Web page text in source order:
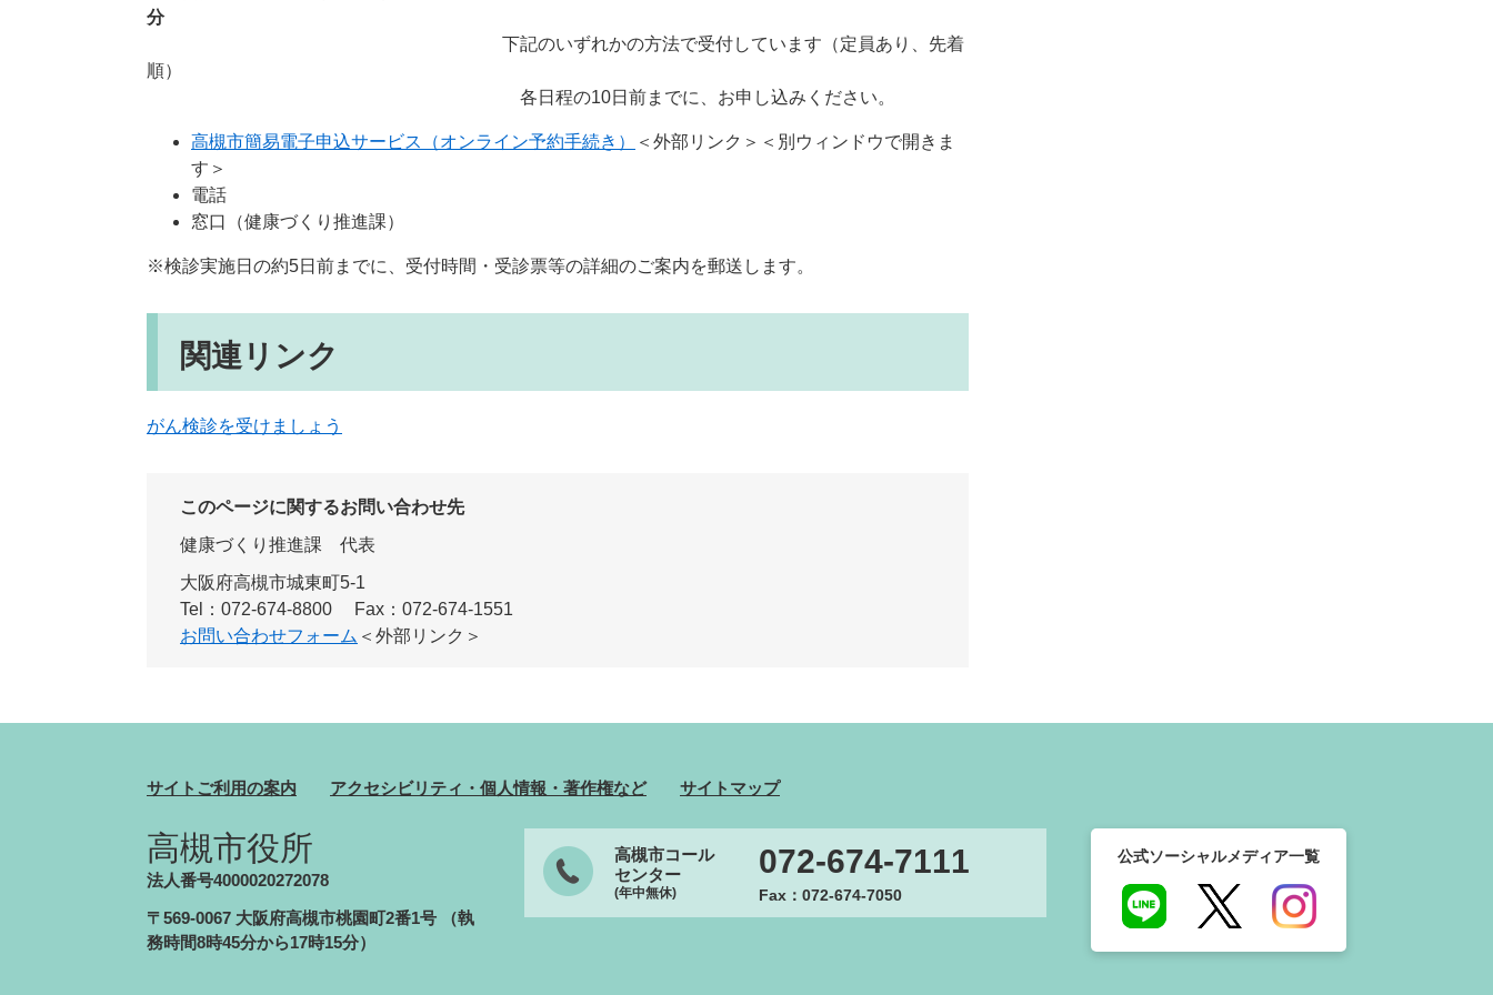
分
下記のいずれかの方法で受付しています（定員あり、先着
順）
各日程の10日前までに、お申し込みください。
高槻市簡易電子申込サービス（オンライン予約手続き） ＜外部リンク＞ ＜別ウィンドウで開きま
す＞
電話
窓口（健康づくり推進課）
※検診実施日の約5日前までに、受付時間・受診票等の詳細のご案内を郵送します。
関連リンク
がん検診を受けましょう
このページに関するお問い合わせ先
健康づくり推進課
代表
大阪府高槻市城東町5-1
Tel：072-674-8800
Fax：072-674-1551
お問い合わせフォーム ＜外部リンク＞
サイトご利用の案内 アクセシビリティ・個人情報・著作権など サイトマップ
高槻市役所
法人番号4000020272078
〒569-0067 大阪府高槻市桃園町2番1号
（執
務時間8時45分から17時15分）
高槻市コール
センター
(年中無休)
072-674-7111
Fax：072-674-7050
公式ソーシャルメディア一覧